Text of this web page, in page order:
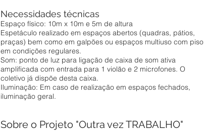
Necessidades técnicas
Espaço físico: 10m x 10m e 5m de altura
Espetáculo realizado em espaços abertos (quadras, pátios,
praças) bem como em galpões ou espaços multiuso com piso
em condições regulares.
Som: ponto de luz para ligação de caixa de som ativa
amplificada com entrada para 1 violão e 2 microfones. O
coletivo já dispõe desta caixa.
Iluminação: Em caso de realização em espaços fechados,
iluminação geral.
Sobre o Projeto "Outra vez TRABALHO"